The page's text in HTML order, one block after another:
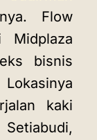
Flow
bisnis
kaki